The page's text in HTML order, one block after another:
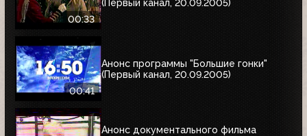
00:33
(Первый канал, 20.09.2005)
00:41
Анонс программы "Большие гонки"
(Первый канал, 20.09.2005)
Анонс документального фильма